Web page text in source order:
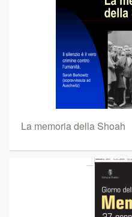
La memoria della Shoah